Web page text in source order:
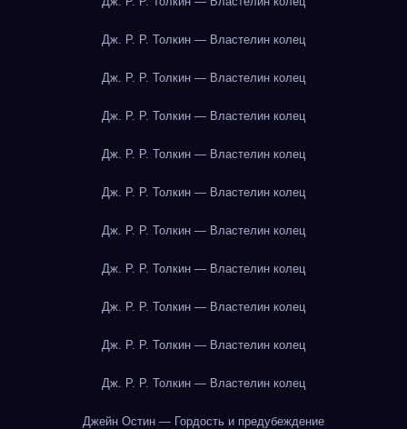
Дж. Р. Р. Толкин — Властелин колец
Дж. Р. Р. Толкин — Властелин колец
Дж. Р. Р. Толкин — Властелин колец
Дж. Р. Р. Толкин — Властелин колец
Дж. Р. Р. Толкин — Властелин колец
Дж. Р. Р. Толкин — Властелин колец
Дж. Р. Р. Толкин — Властелин колец
Дж. Р. Р. Толкин — Властелин колец
Дж. Р. Р. Толкин — Властелин колец
Дж. Р. Р. Толкин — Властелин колец
Джейн Остин — Гордость и предубеждение